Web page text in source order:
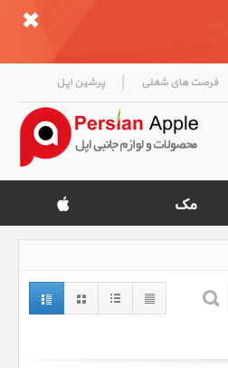
فرصت های شغلی | پرشین اپل